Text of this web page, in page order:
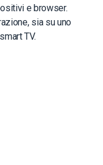
e browser.
sia su uno
TV.